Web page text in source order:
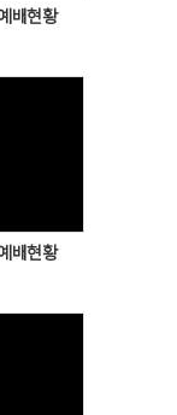
배현황
배현황